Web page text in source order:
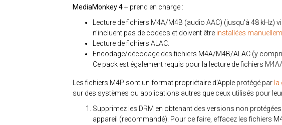
MediaMonkey 4+ prend en charge :
Lecture de fichiers M4A/M4B (audio AAC) (jusqu'à 48 kHz)
n'incluent pas de codecs et doivent être installées
Lecture de fichiers ALAC.
Encodage/décodage des fichiers M4A/M4B/ALAC (y
Ce pack est également requis pour la lecture de fichiers
Les fichiers M4P sont un format propriétaire d'Apple protégé par la
sur des systèmes ou applications autres que ceux utilisés pour
Supprimez les DRM en obtenant des versions non
appareil (recommandé). Pour ce faire, effacez les fichiers